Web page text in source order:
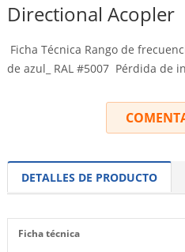
Directional Acopler
Ficha Técnica Rango de
de azul_ RAL #5007 Pérdida de
DETALLES DE PRODUCTO
Ficha técnica